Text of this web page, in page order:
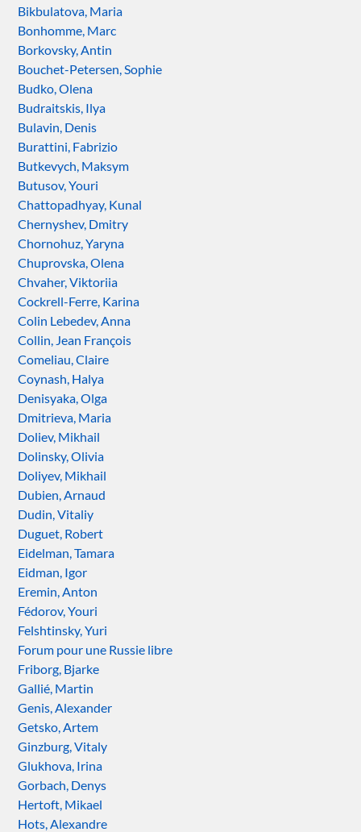
Bikbulatova, Maria
Bonhomme, Marc
Borkovsky, Antin
Bouchet-Petersen, Sophie
Budko, Olena
Budraitskis, Ilya
Bulavin, Denis
Burattini, Fabrizio
Butkevych, Maksym
Butusov, Youri
Chattopadhyay, Kunal
Chernyshev, Dmitry
Chornohuz, Yaryna
Chuprovska, Olena
Chvaher, Viktoriia
Cockrell-Ferre, Karina
Colin Lebedev, Anna
Collin, Jean François
Comeliau, Claire
Coynash, Halya
Denisyaka, Olga
Dmitrieva, Maria
Doliev, Mikhail
Dolinsky, Olivia
Doliyev, Mikhail
Dubien, Arnaud
Dudin, Vitaliy
Duguet, Robert
Eidelman, Tamara
Eidman, Igor
Eremin, Anton
Fédorov, Youri
Felshtinsky, Yuri
Forum pour une Russie libre
Friborg, Bjarke
Gallié, Martin
Genis, Alexander
Getsko, Artem
Ginzburg, Vitaly
Glukhova, Irina
Gorbach, Denys
Hertoft, Mikael
Hots, Alexandre